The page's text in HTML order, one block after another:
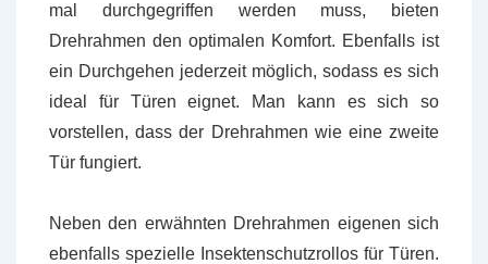
mal durchgegriffen werden muss, bieten
Drehrahmen den optimalen Komfort. Ebenfalls ist
ein Durchgehen jederzeit möglich, sodass es sich
ideal für Türen eignet. Man kann es sich so
vorstellen, dass der Drehrahmen wie eine zweite
Tür fungiert.
Neben den erwähnten Drehrahmen eigenen sich
ebenfalls spezielle Insektenschutzrollos für Türen.